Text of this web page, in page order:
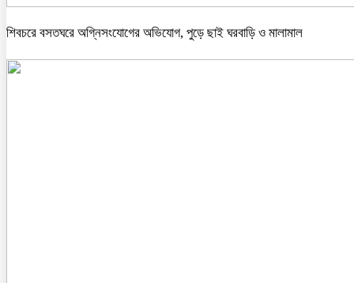
শিবচরে বসতঘরে অগ্নিসংযোগের অভিযোগ, পুড়ে ছাই ঘরবাড়ি ও মালামাল